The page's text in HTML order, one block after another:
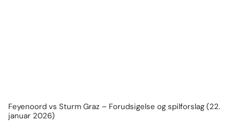
Feyenoord vs Sturm Graz – Forudsigelse og spilforslag (22.
januar 2026)